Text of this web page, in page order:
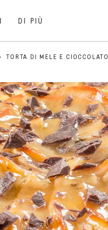
DI PIÙ
TORTA DI MELE E CIOCCOLATO